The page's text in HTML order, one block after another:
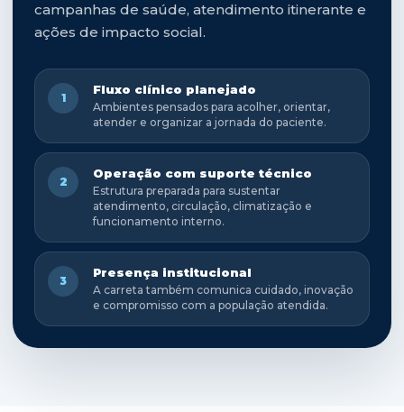
campanhas de saúde, atendimento itinerante e
ações de impacto social.
1
Fluxo clínico planejado
Ambientes pensados para acolher, orientar,
atender e organizar a jornada do paciente.
2
Operação com suporte técnico
Estrutura preparada para sustentar
atendimento, circulação, climatização e
funcionamento interno.
3
Presença institucional
A carreta também comunica cuidado, inovação
e compromisso com a população atendida.